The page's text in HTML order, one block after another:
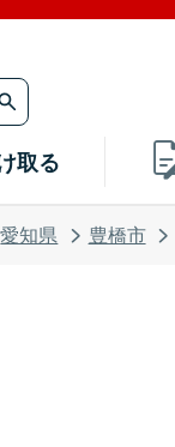
取る
愛知県 豊橋市